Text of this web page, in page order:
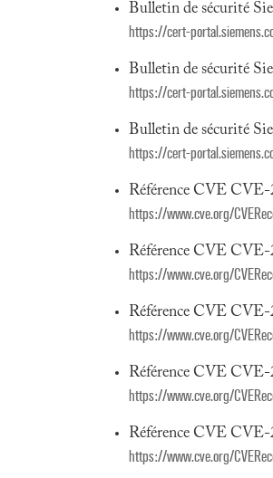
Bulletin de sécurité
https://cert-
Bulletin de sécurité
https://cert-
Bulletin de sécurité
https://cert-
Référence CVE
https://www.cve.org/
Référence CVE
https://www.cve.org/
Référence CVE
https://www.cve.org/
Référence CVE
https://www.cve.org/
Référence CVE
https://www.cve.org/